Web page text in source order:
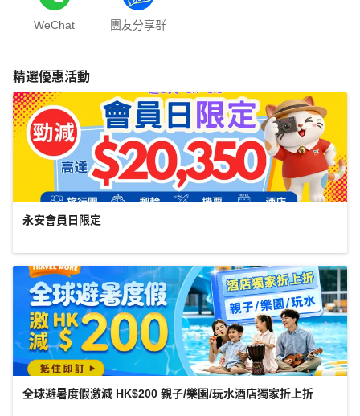
WeChat 團友分享群
精選優惠活動
永安會員日限定
全球避暑度假激減 HK$200 親子/樂園/玩水酒店獨家折上折